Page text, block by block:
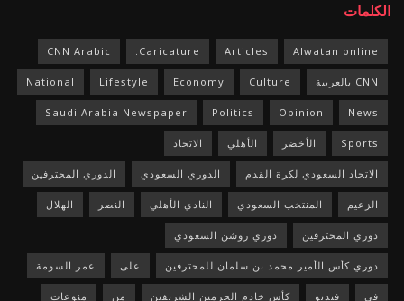
الكلمات
Alwatan online
Articles
Caricature.
CNN Arabic
CNN بالعربية Culture
Economy
Lifestyle
National
News
Opinion
Politics
Saudi Arabia Newspaper
Sports الأخضر الأهلي الاتحاد
الاتحاد السعودي لكرة القدم الدوري السعودي الدوري المحترفين
الزعيم المنتخب السعودي النادي الأهلي النصر الهلال
دوري المحترفين دوري روشن السعودي
دوري كأس الأمير محمد بن سلمان للمحترفين على عمر السومة
في فيديو كأس خادم الحرمين الشريفين من منوعات